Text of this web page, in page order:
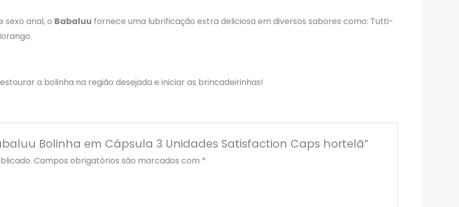
sexo anal, o Babaluu fornece uma lubrificação extra deliciosa em diversos sabores como: Tutti-
a bolinha na região desejada e iniciar as brincadeirinhas!
Bolinha em Cápsula 3 Unidades Satisfaction Caps hortelã”
Campos obrigatórios são marcados com *